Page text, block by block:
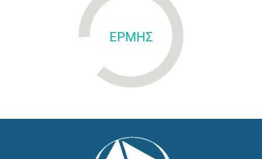
ΕΡΜΗΣ